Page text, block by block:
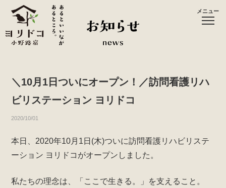
メニュー
＼10月1日ついにオープン！／訪問看護リハ
ビリステーション ヨリドコ
2020/10/01
本日、2020年10月1日(木)ついに訪問看護リハビリステ
ーション ヨリドコがオープンしました。
私たちの理念は、「ここで生きる。」を支えること。